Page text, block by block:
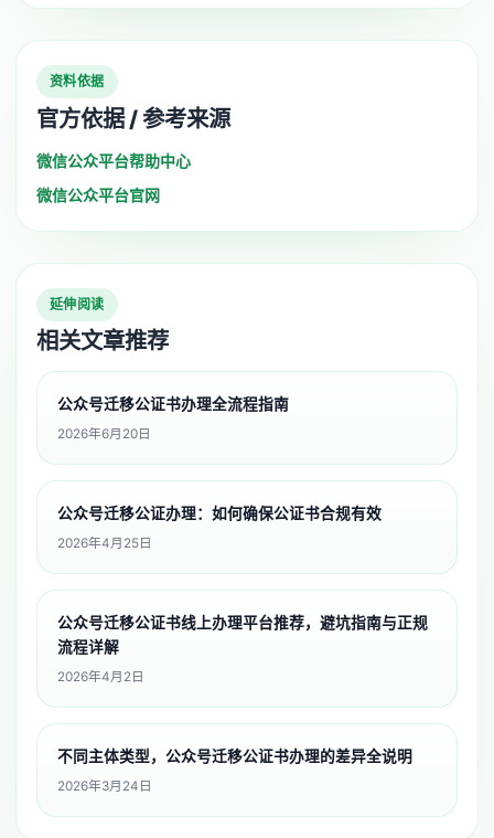
资料依据
官方依据 / 参考来源
微信公众平台帮助中心
微信公众平台官网
延伸阅读
相关文章推荐
公众号迁移公证书办理全流程指南
2026年6月20日
公众号迁移公证办理：如何确保公证书合规有效
2026年4月25日
公众号迁移公证书线上办理平台推荐，避坑指南与正规
流程详解
2026年4月2日
不同主体类型，公众号迁移公证书办理的差异全说明
2026年3月24日